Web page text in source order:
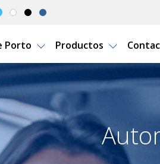
Porto Productos
de